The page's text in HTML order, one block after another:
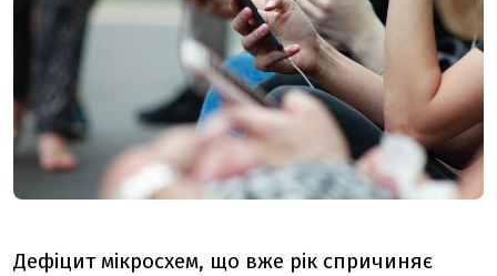
Дефіцит мікросхем, що вже рік спричиняє